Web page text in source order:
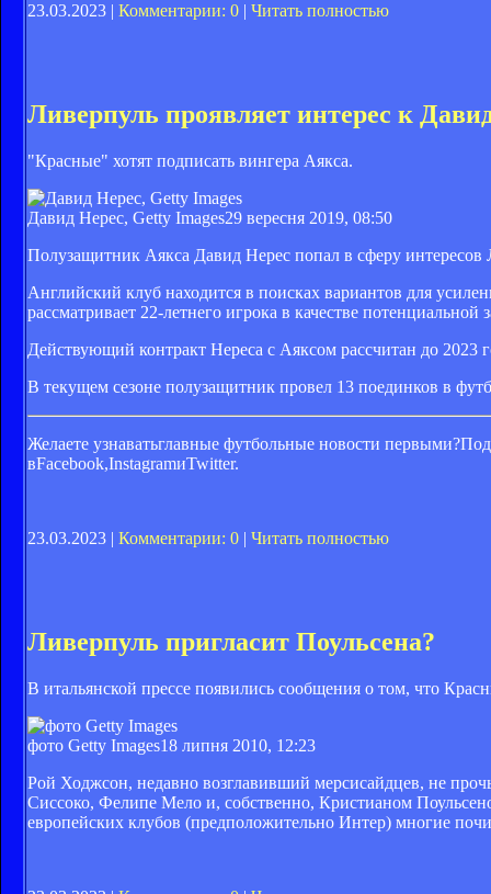
23.03.2023 | Комментарии: 0 | Читать полностью
Ливерпуль проявляет интерес к
"Красные" хотят подписать вингера Аякса.
Давид Нерес, Getty Images29 вересня 2019, 08:50
Полузащитник Аякса Давид Нерес попал в сферу
Английский клуб находится в поисках вариантов для
рассматривает 22-летнего игрока в качестве
Действующий контракт Нереса с Аяксом рассчитан до 2023
В текущем сезоне полузащитник провел 13 поединков в
Желаете узнаватьглавные футбольные новости
вFacebook,InstagramиTwitter.
23.03.2023 | Комментарии: 0 | Читать полностью
Ливерпуль пригласит Поульсена?
В итальянской прессе появились сообщения о том, что
фото Getty Images18 липня 2010, 12:23
Рой Ходжсон, недавно возглавивший мерсисайдцев, не
Сиссоко, Фелипе Мело и, собственно, Кристианом
европейских клубов (предположительно Интер) многие